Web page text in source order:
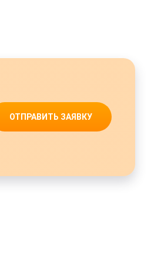
ОТПРАВИТЬ ЗАЯВКУ